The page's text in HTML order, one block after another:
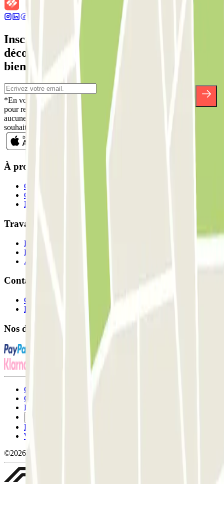
Inscrivez-vous à notre newsletter et
découvrez des réductions, des concours et
bien d'autres surprises.
*En vous inscrivant, vous acceptez notre politique de confidentialité
pour recevoir des communications commerciales de Parclick. Sans
aucune obligation, vous pouvez vous désinscrire quand vous le
souhaitez dans la même newsletter.
À propos de Parclick
Qui sommes-nous ?
Comment ça marche?
Nos parkings
Travaillons ensemble?
Professionnels
Fournisseur de parking
Affiliés
Contact
Contactez-nous
FAQ
Nos différents modes de paiement:
Conditions générales d'utilisation et contrat
Conditions d'annulation
Politique relative aux cookies
Politique de confidentialité
Whistleblowing
©2026 Parclick. Tous droits réservés